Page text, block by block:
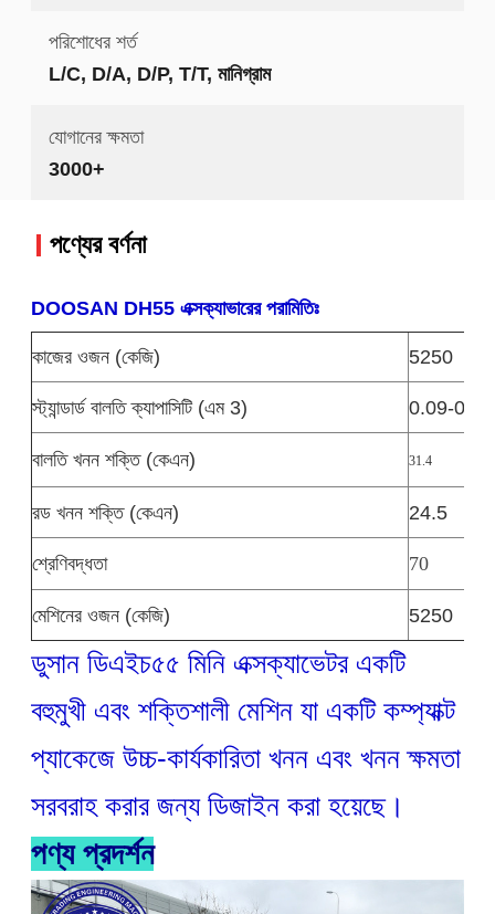
পরিশোধের শর্ত
L/C, D/A, D/P, T/T, মানিগ্রাম
যোগানের ক্ষমতা
3000+
পণ্যের বর্ণনা
DOOSAN DH55 এক্সক্যাভারের পরামিতিঃ
কাজের ওজন (কেজি) 5250
স্ট্যান্ডার্ড বালতি ক্যাপাসিটি (এম 3) 0.09-
বালতি খনন শক্তি (কেএন) 31.4
রড খনন শক্তি (কেএন) 24.5
শ্রেণিবদ্ধতা 70
মেশিনের ওজন (কেজি) 5250
ডুসান ডিএইচ৫৫ মিনি এক্সক্যাভেটর একটি
বহুমুখী এবং শক্তিশালী মেশিন যা একটি কম্প্যাক্ট
প্যাকেজে উচ্চ-কার্যকারিতা খনন এবং খনন ক্ষমতা
সরবরাহ করার জন্য ডিজাইন করা হয়েছে।
পণ্য প্রদর্শন